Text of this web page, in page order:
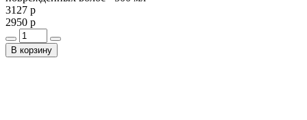
3127 р
2950 р
В корзину